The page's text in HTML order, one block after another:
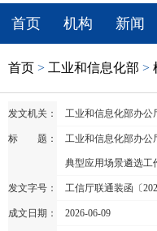
首页 机构 新闻
首页 > 工业和信息化部 >
发文机关： 工业和信息化部办公
标 题： 工业和信息化部办公
典型应用场景遴选工
发文字号： 工信厅联通装函〔
成文日期： 2026-06-09